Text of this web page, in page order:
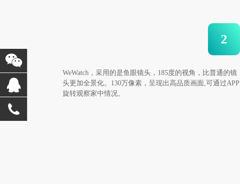
2
WeWatch，采用的是鱼眼镜头，185度的视角，比普通的镜
头更加全景化。130万像素，呈现出高品质画面,可通过APP
旋转观察家中情况。